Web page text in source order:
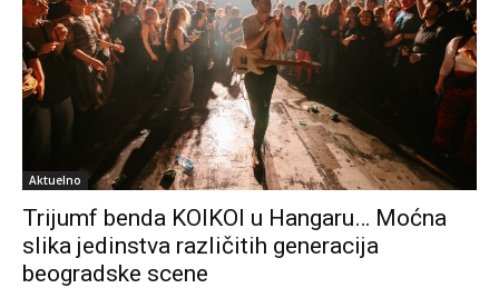
Aktuelno
Trijumf benda KOIKOI u Hangaru… Moćna
slika jedinstva različitih generacija
beogradske scene